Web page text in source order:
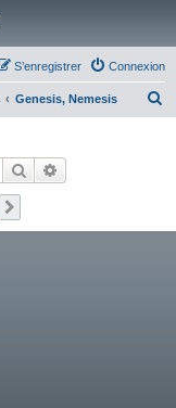
Connexion
S’enregistrer
Genesis, Nemesis
Rechercher